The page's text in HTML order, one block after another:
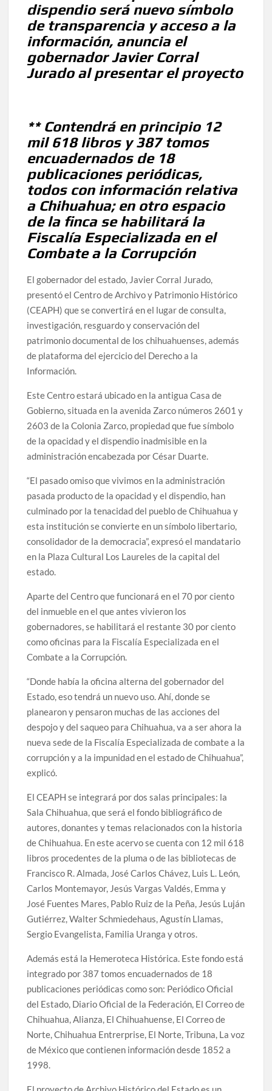
celebrarse en Delicias
Amplía Biblioteca Central “Carlos Montemayor”
actividades gratuitas para este mes de julio
dispendio será nuevo símbolo
de transparencia y acceso a la
información, anuncia el
gobernador Javier Corral
Jurado al presentar el proyecto
** Contendrá en principio 12
mil 618 libros y 387 tomos
encuadernados de 18
publicaciones periódicas,
todos con información relativa
a Chihuahua; en otro espacio
de la finca se habilitará la
Fiscalía Especializada en el
Combate a la Corrupción
El gobernador del estado, Javier Corral Jurado,
presentó el Centro de Archivo y Patrimonio Histórico
(CEAPH) que se convertirá en el lugar de consulta,
investigación, resguardo y conservación del
patrimonio documental de los chihuahuenses, además
de plataforma del ejercicio del Derecho a la
Información.
Este Centro estará ubicado en la antigua Casa de
Gobierno, situada en la avenida Zarco números 2601 y
2603 de la Colonia Zarco, propiedad que fue símbolo
de la opacidad y el dispendio inadmisible en la
administración encabezada por César Duarte.
“El pasado omiso que vivimos en la administración
pasada producto de la opacidad y el dispendio, han
culminado por la tenacidad del pueblo de Chihuahua y
esta institución se convierte en un símbolo libertario,
consolidador de la democracia”, expresó el mandatario
en la Plaza Cultural Los Laureles de la capital del
estado.
Aparte del Centro que funcionará en el 70 por ciento
del inmueble en el que antes vivieron los
gobernadores, se habilitará el restante 30 por ciento
como oficinas para la Fiscalía Especializada en el
Combate a la Corrupción.
“Donde había la oficina alterna del gobernador del
Estado, eso tendrá un nuevo uso. Ahí, donde se
planearon y pensaron muchas de las acciones del
despojo y del saqueo para Chihuahua, va a ser ahora la
nueva sede de la Fiscalía Especializada de combate a la
corrupción y a la impunidad en el estado de Chihuahua”,
explicó.
El CEAPH se integrará por dos salas principales: la
Sala Chihuahua, que será el fondo bibliográfico de
autores, donantes y temas relacionados con la historia
de Chihuahua. En este acervo se cuenta con 12 mil 618
libros procedentes de la pluma o de las bibliotecas de
Francisco R. Almada, José Carlos Chávez, Luis L. León,
Carlos Montemayor, Jesús Vargas Valdés, Emma y
José Fuentes Mares, Pablo Ruiz de la Peña, Jesús Luján
Gutiérrez, Walter Schmiedehaus, Agustín Llamas,
Sergio Evangelista, Familia Uranga y otros.
Además está la Hemeroteca Histórica. Este fondo está
integrado por 387 tomos encuadernados de 18
publicaciones periódicas como son: Periódico Oficial
del Estado, Diario Oficial de la Federación, El Correo de
Chihuahua, Alianza, El Chihuahuense, El Correo de
Norte, Chihuahua Entrerprise, El Norte, Tribuna, La voz
de México que contienen información desde 1852 a
1998.